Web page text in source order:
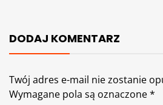
DODAJ KOMENTARZ
Twój adres e-mail nie zostanie
Wymagane pola są oznaczone*